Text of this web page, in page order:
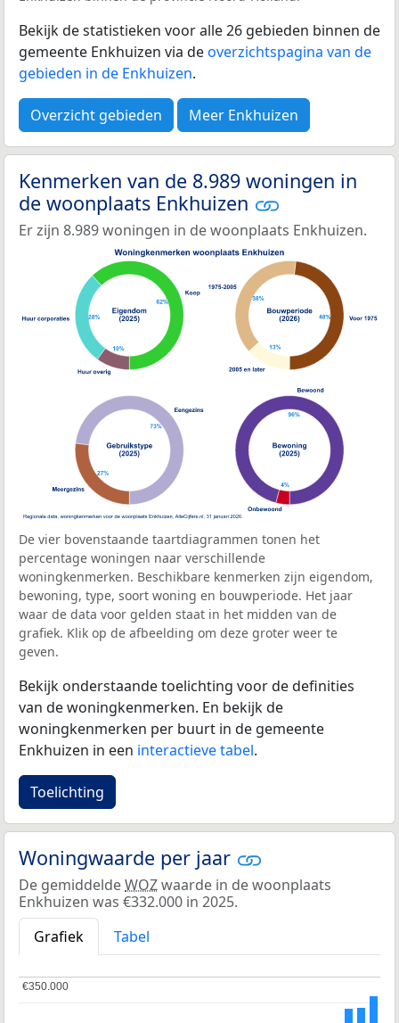
Bekijk de statistieken voor alle 26 gebieden binnen de
gemeente Enkhuizen via deoverzichtspagina van de
gebieden in de Enkhuizen.
Overzicht gebieden Meer Enkhuizen
Kenmerken van de 8.989 woningen in
de woonplaats Enkhuizen
Er zijn 8.989 woningen in de woonplaats Enkhuizen.
De vier bovenstaande taartdiagrammen tonen het
percentage woningen naar verschillende
woningkenmerken. Beschikbare kenmerken zijn eigendom,
bewoning, type, soort woning en bouwperiode. Het jaar
waar de data voor gelden staat in het midden van de
grafiek. Klik op de afbeelding om deze groter weer te
geven.
Bekijk onderstaande toelichting voor de definities
van de woningkenmerken. En bekijk de
woningkenmerken per buurt in de gemeente
Enkhuizen in een interactieve tabel.
Toelichting
Woningwaarde per jaar
De gemiddeldeWOZwaarde in de woonplaats
Enkhuizen was €332.000 in 2025.
Grafiek
Tabel
€350.000
€350.000